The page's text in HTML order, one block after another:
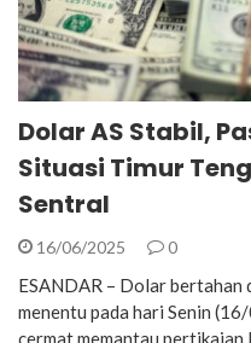
Dolar AS Stabil,
Situasi Timur
Sentral
16/06/2025 0
ESANDAR – Dolar bertahan
menentu pada hari Senin
cermat memantau